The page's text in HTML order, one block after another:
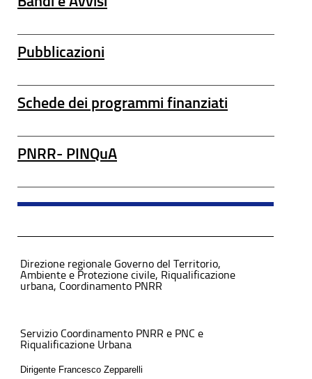
Pubblicazioni
Schede dei programmi finanziati
PNRR- PINQuA
Direzione regionale Governo del Territorio,
Ambiente e Protezione civile, Riqualificazione
urbana, Coordinamento PNRR
Servizio Coordinamento PNRR e PNC e
Riqualificazione Urbana
Dirigente Francesco Zepparelli